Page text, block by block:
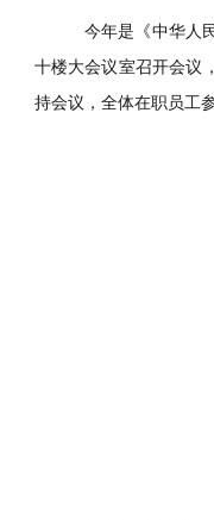
今年是《中华人
十楼大会议室召开会议
持会议，全体在职员工